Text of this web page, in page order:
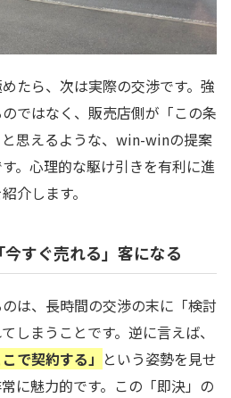
たら、次は実際の交渉です。強
ではなく、販売店側が「この条
思えるような、win-winの提案
。心理的な駆け引きを有利に進
介します。
すぐ売れる」客になる
は、長時間の交渉の末に「検討
しまうことです。逆に言えば、
で契約する」 という姿勢を見せ
に魅力的です。この「即決」の